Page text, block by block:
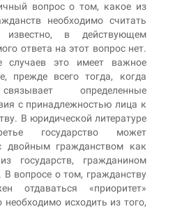
вопрос о том, какое из
необходимо считать
в действующем
ответа на этот вопрос нет.
это имеет важное
прежде всего тогда, когда
определенные
с принадлежностью лица к
В юридической литературе
государство может
двойным гражданством как
государств, гражданином
В вопросе о том, гражданству
отдаваться «приоритет»
необходимо исходить из того,